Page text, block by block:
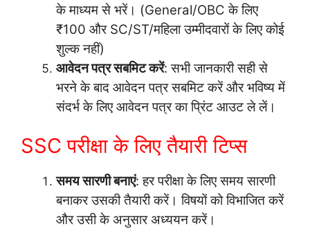
के माध्यम से भरें। (General/OBC के लिए
₹100 और SC/ST/महिला उम्मीदवारों के लिए कोई
शुल्क नहीं)
आवेदन पत्र सबमिट करें: सभी जानकारी सही से
भरने के बाद आवेदन पत्र सबमिट करें और भविष्य में
संदर्भ के लिए आवेदन पत्र का प्रिंट आउट ले लें।
SSC परीक्षा के लिए तैयारी टिप्स
समय सारणी बनाएं: हर परीक्षा के लिए समय सारणी
बनाकर उसकी तैयारी करें। विषयों को विभाजित करें
और उसी के अनुसार अध्ययन करें।